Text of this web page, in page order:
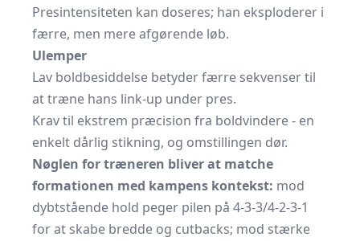
Presintensiteten kan doseres; han eksploderer i
færre, men mere afgørende løb.
Ulemper
Lav boldbesiddelse betyder færre sekvenser til
at træne hans link-up under pres.
Krav til ekstrem præcision fra boldvindere - en
enkelt dårlig stikning, og omstillingen dør.
Nøglen for træneren bliver at matche
formationen med kampens kontekst: mod
dybtstående hold peger pilen på 4-3-3/4-2-3-1
for at skabe bredde og cutbacks; mod stærke